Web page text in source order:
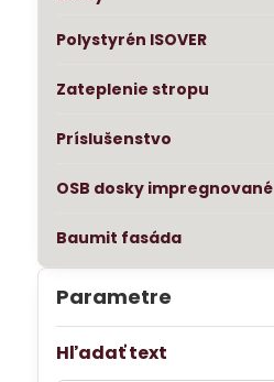
Parametre
Hľadať text
Polystyrén ISOVER
Zateplenie stropu
Príslušenstvo
OSB dosky impregnované
Baumit fasáda